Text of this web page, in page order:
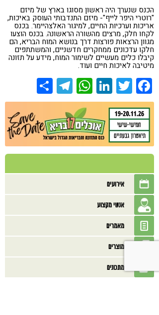
הכנס שנערך היה ראשון מסוגו בארץ של מיזם
"רוטרי היפר לייף"- מיזם התנדבותי העוסק באיכות,
אריכות וערכיות החיים, למיגור האלצהיימר. בכנס
לקחו חלק, מרצים מהשורה הראשונה. בכנס הוצעו
מגוון הרצאות פורצות דרך בנושא המוח הבריא, הם
חלקו עדכונים ממחקרים חדשניים, והמשתתפים
קיבלו כלים מעשיים לשימור המוח, מידע על תזונה
מיטיבה לאיכות חיים ועוד.
Facebook
Twitter
LinkedIn
WhatsApp
Telegram
אירועים
אנשי מקצוע
מאמרים
מוצרים
מתכונים